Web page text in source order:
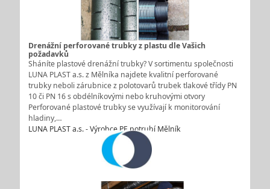
Drenážní perforované trubky z plastu dle Vašich
požadavků
Sháníte plastové drenážní trubky? V sortimentu společnosti
LUNA PLAST a.s. z Mělníka najdete kvalitní perforované
trubky neboli zárubnice z polotovarů trubek tlakové třídy PN
10 či PN 16 s obdélníkovými nebo kruhovými otvory
Perforované plastové trubky se využívají k monitorování
hladiny,…
LUNA PLAST a.s. - Výrobce PE potrubí Mělník